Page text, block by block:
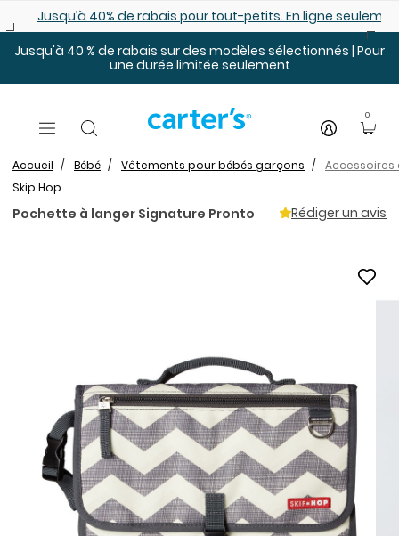
Jusqu’à 40% de rabais pour tout-petits. En ligne
Jusqu'à 40 % de rabais sur des modèles sélectionnés | Pour
une durée limitée seulement
0
Accueil Bébé Vêtements pour bébés garçons
Accessoires
Skip Hop
Pochette à langer Signature Pronto Rédiger un avis